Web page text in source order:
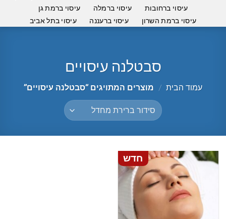
עיסוי ברחובות
עיסוי ברמלה
עיסוי ברמת גן
עיסוי ברמת השרון
עיסוי ברעננה עיסוי בתל אביב
סבטלנה עיסויים
עמוד הבית / מוצרים המתויגים “סבטלנה עיסויים”
חדש